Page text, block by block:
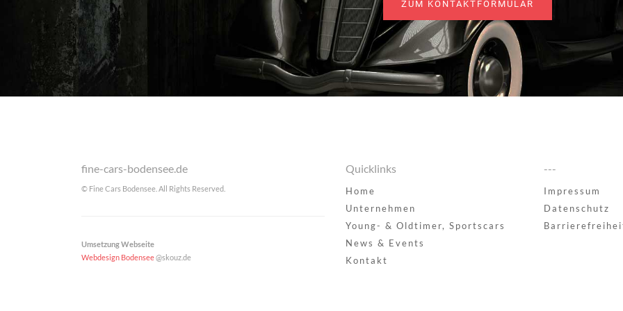
ZUM KONTAKTFORMULAR
fine-cars-bodensee.de
© Fine Cars Bodensee. All Rights Reserved.
Umsetzung Webseite
Webdesign Bodensee@skouz.de
Quicklinks
Home
Unternehmen
Young- & Oldtimer, Sportscars
News & Events
Kontakt
---
Impressum
Datenschutz